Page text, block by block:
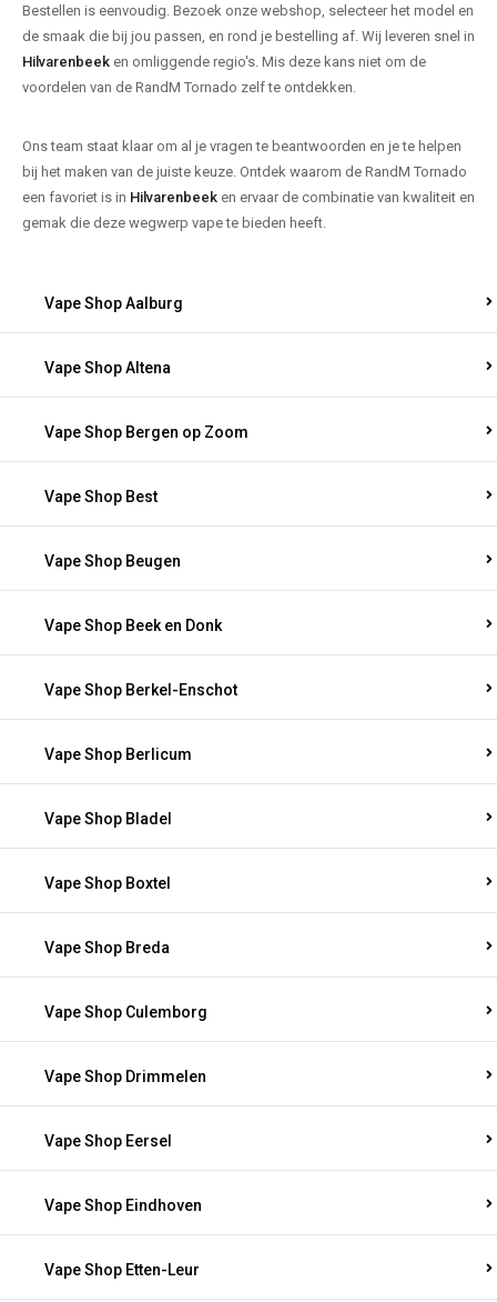
Bestellen is eenvoudig. Bezoek onze webshop, selecteer het model en
de smaak die bij jou passen, en rond je bestelling af. Wij leveren snel in
Hilvarenbeek en omliggende regio's. Mis deze kans niet om de
voordelen van de RandM Tornado zelf te ontdekken.
Ons team staat klaar om al je vragen te beantwoorden en je te helpen
bij het maken van de juiste keuze. Ontdek waarom de RandM Tornado
een favoriet is in Hilvarenbeek en ervaar de combinatie van kwaliteit en
gemak die deze wegwerp vape te bieden heeft.
Vape Shop Aalburg
Vape Shop Altena
Vape Shop Bergen op Zoom
Vape Shop Best
Vape Shop Beugen
Vape Shop Beek en Donk
Vape Shop Berkel-Enschot
Vape Shop Berlicum
Vape Shop Bladel
Vape Shop Boxtel
Vape Shop Breda
Vape Shop Culemborg
Vape Shop Drimmelen
Vape Shop Eersel
Vape Shop Eindhoven
Vape Shop Etten-Leur